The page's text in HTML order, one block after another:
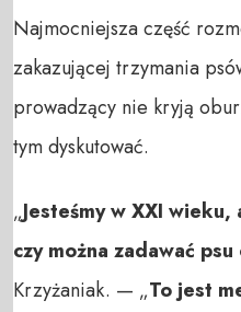
Najmocniejsza część
zakazującej trzymania
prowadzący nie kryją
tym dyskutować.
„Jesteśmy w XXI wieku,
czy można zadawać
Krzyżaniak. — „To jest